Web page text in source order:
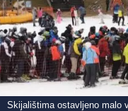
Skijalištima ostavljeno malo